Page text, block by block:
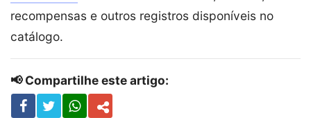
recompensas e outros registros disponíveis no
catálogo.
📢 Compartilhe este artigo: